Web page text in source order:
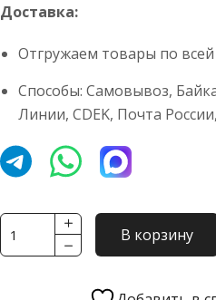
Доставка:
Отгружаем товары по
Способы: Самовывоз,
Линии, CDEK, Почта
Количество
товара
соединительное
В корзину